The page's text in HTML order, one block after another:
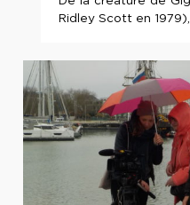
Ridley Scott en